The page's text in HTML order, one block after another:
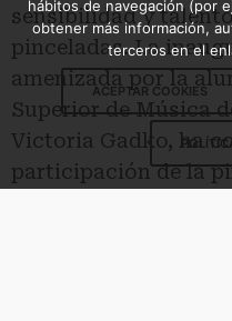
sensibilidad y
pinceladas. La
amenizada por la
Superior de Música
Victoria Gadko, ha
participación de la
hábitos de navegación (por
obtener más información,
terceros en el
ACEPTAR COOKIES